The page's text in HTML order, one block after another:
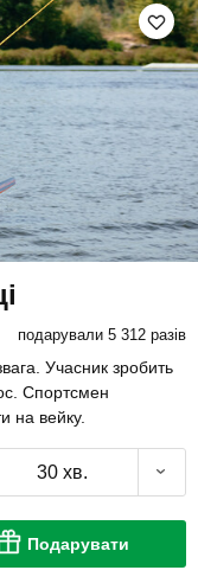
подарували 5 312 разів
Учасник зробить
Спортсмен
на вейку.
30 хв.
Подарувати